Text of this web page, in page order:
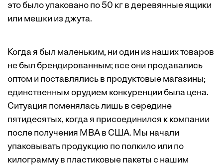
это было упаковано по 50 кг в деревянные ящики
или мешки из джута.
Когда я был маленьким, ни один из наших товаров
не был брендированным; все они продавались
оптом и поставлялись в продуктовые магазины;
единственным орудием конкуренции была цена.
Ситуация поменялась лишь в середине
пятидесятых, когда я присоединился к компании
после получения MBA в США. Мы начали
упаковывать продукцию по полкило или по
килограмму в пластиковые пакеты с нашим